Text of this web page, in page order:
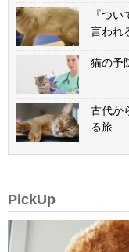
『つ
言われ
猫の予
古代か
る旅
PickUp